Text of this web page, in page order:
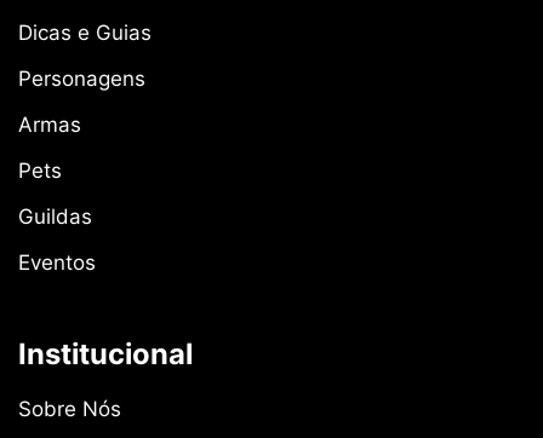
Dicas e Guias
Personagens
Armas
Pets
Guildas
Eventos
Institucional
Sobre Nós